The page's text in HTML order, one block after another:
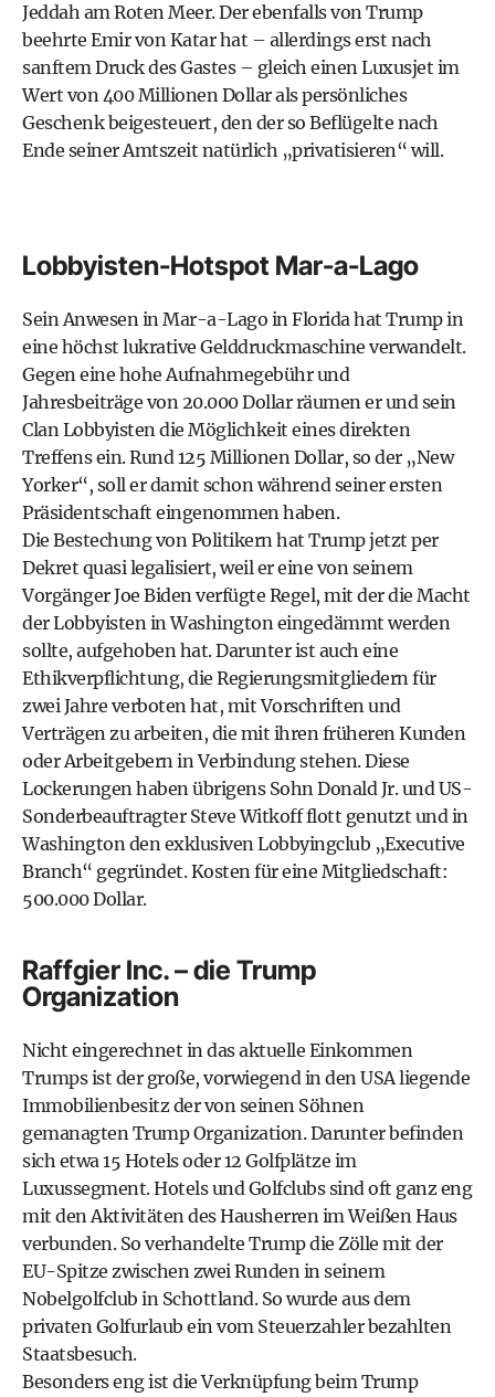
Jeddah am Roten Meer. Der ebenfalls von Trump
beehrte Emir von Katar hat – allerdings erst nach
sanftem Druck des Gastes – gleich einen Luxusjet im
Wert von 400 Millionen Dollar als persönliches
Geschenk beigesteuert, den der so Beflügelte nach
Ende seiner Amtszeit natürlich „privatisieren“ will.
Lobbyisten-Hotspot Mar-a-Lago
Sein Anwesen in Mar-a-Lago in Florida hat Trump in
eine höchst lukrative Gelddruckmaschine verwandelt.
Gegen eine hohe Aufnahmegebühr und
Jahresbeiträge von 20.000 Dollar räumen er und sein
Clan Lobbyisten die Möglichkeit eines direkten
Treffens ein. Rund 125 Millionen Dollar, so der „New
Yorker“, soll er damit schon während seiner ersten
Präsidentschaft eingenommen haben.
Die Bestechung von Politikern hat Trump jetzt per
Dekret quasi legalisiert, weil er eine von seinem
Vorgänger Joe Biden verfügte Regel, mit der die Macht
der Lobbyisten in Washington eingedämmt werden
sollte, aufgehoben hat. Darunter ist auch eine
Ethikverpflichtung, die Regierungsmitgliedern für
zwei Jahre verboten hat, mit Vorschriften und
Verträgen zu arbeiten, die mit ihren früheren Kunden
oder Arbeitgebern in Verbindung stehen. Diese
Lockerungen haben übrigens Sohn Donald Jr. und US-
Sonderbeauftragter Steve Witkoff flott genutzt und in
Washington den exklusiven Lobbyingclub „Executive
Branch“ gegründet. Kosten für eine Mitgliedschaft:
500.000 Dollar.
Raffgier Inc. – die Trump
Organization
Nicht eingerechnet in das aktuelle Einkommen
Trumps ist der große, vorwiegend in den USA liegende
Immobilienbesitz der von seinen Söhnen
gemanagten Trump Organization. Darunter befinden
sich etwa 15 Hotels oder 12 Golfplätze im
Luxussegment. Hotels und Golfclubs sind oft ganz eng
mit den Aktivitäten des Hausherren im Weißen Haus
verbunden. So verhandelte Trump die Zölle mit der
EU-Spitze zwischen zwei Runden in seinem
Nobelgolfclub in Schottland. So wurde aus dem
privaten Golfurlaub ein vom Steuerzahler bezahlten
Staatsbesuch.
Besonders eng ist die Verknüpfung beim Trump